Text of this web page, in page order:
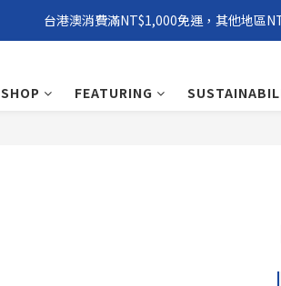
環保永續「 Windxield Leather」 擋風
台港澳消費滿NT$1,000免運，其他地區
SHOP
FEATURING